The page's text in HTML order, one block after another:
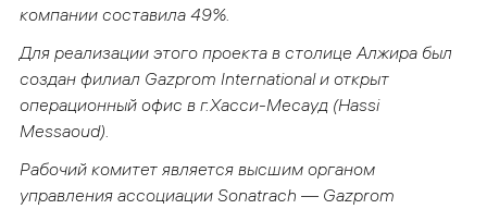
компании составила 49%.
Для реализации этого проекта в столице Алжира был
создан филиал Gazprom Internationalи открыт
операционный офис в г.Хасси-Месауд (Hassi
Messaoud).
Рабочий комитет является высшим органом
управления ассоциации Sonatrach — Gazprom